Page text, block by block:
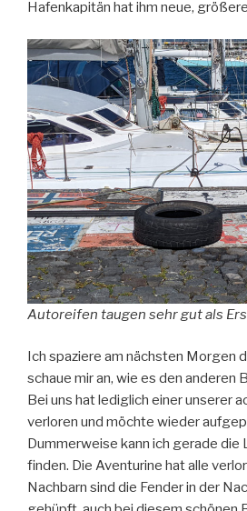
Hafenkapitän hat ihm neue,
Autoreifen taugen sehr gut als
Ich spaziere am nächsten Morgen
schaue mir an, wie es den anderen
Bei uns hat lediglich einer unserer
verloren und möchte wieder
Dummerweise kann ich gerade die
finden. Die Aventurine hat alle
Nachbarn sind die Fender in der